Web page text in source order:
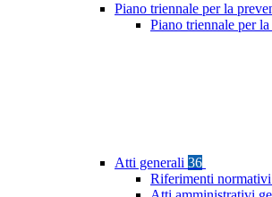
Piano triennale per la
Piano triennale per
Atti generali 36
Riferimenti